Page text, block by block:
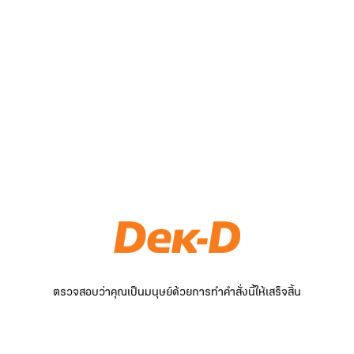
ตรวจสอบว่าคุณเป็นมนุษย์ด้วยการทำคำสั่งนี้ให้เสร็จสิ้น